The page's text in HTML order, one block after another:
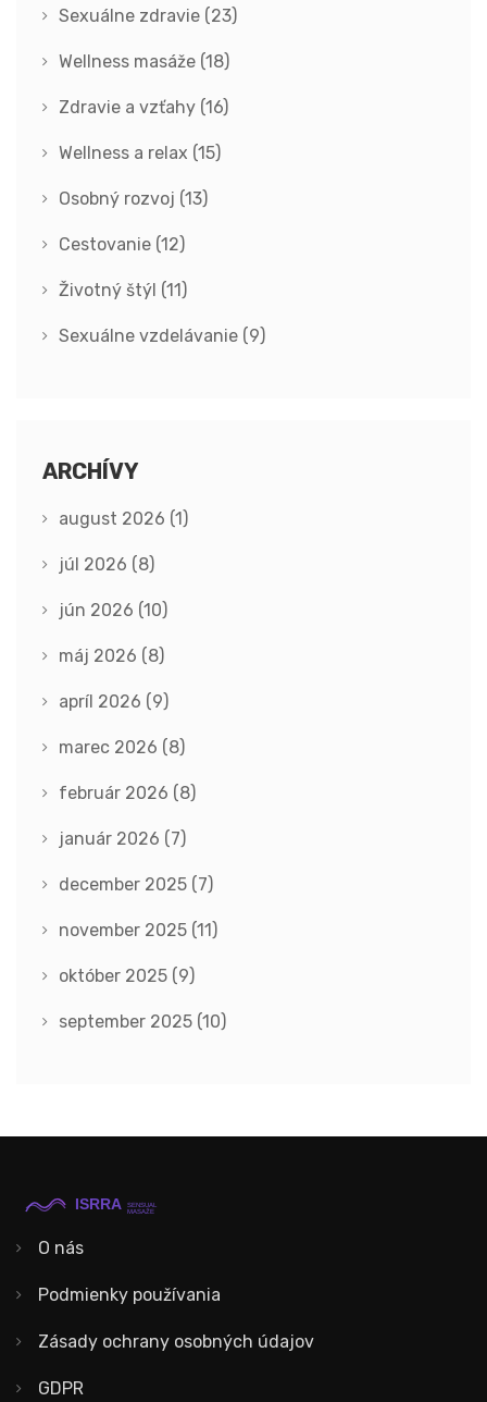
Sexuálne zdravie (23)
Wellness masáže (18)
Zdravie a vzťahy (16)
Wellness a relax (15)
Osobný rozvoj (13)
Cestovanie (12)
Životný štýl (11)
Sexuálne vzdelávanie (9)
ARCHÍVY
august 2026 (1)
júl 2026 (8)
jún 2026 (10)
máj 2026 (8)
apríl 2026 (9)
marec 2026 (8)
február 2026 (8)
január 2026 (7)
december 2025 (7)
november 2025 (11)
október 2025 (9)
september 2025 (10)
O nás
Podmienky používania
Zásady ochrany osobných údajov
GDPR